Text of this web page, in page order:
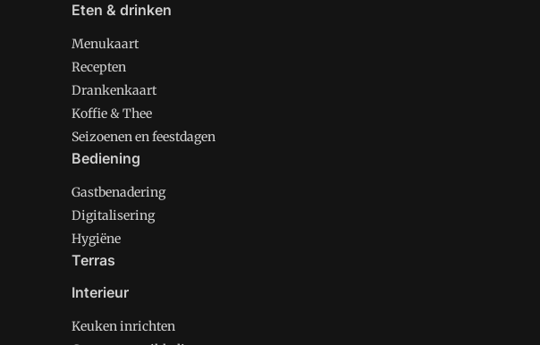
Eten & drinken
Menukaart
Recepten
Drankenkaart
Koffie & Thee
Seizoenen en feestdagen
Bediening
Gastbenadering
Digitalisering
Hygiëne
Terras
Interieur
Keuken inrichten